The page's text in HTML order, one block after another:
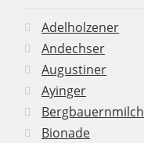
Adelholzener
Andechser
Augustiner
Ayinger
Bergbauernmilch
Bionade